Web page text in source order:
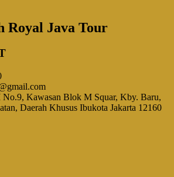
Royal Java Tour
Kawasan Blok M Squar, Kby. Baru,
Daerah Khusus Ibukota Jakarta 12160